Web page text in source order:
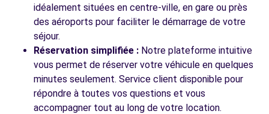
idéalement situées en centre-ville, en gare ou près
des aéroports pour faciliter le démarrage de votre
séjour.
Réservation simplifiée : Notre plateforme intuitive
vous permet de réserver votre véhicule en quelques
minutes seulement. Service client disponible pour
répondre à toutes vos questions et vous
accompagner tout au long de votre location.